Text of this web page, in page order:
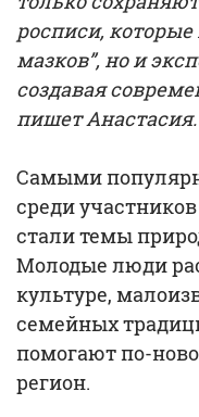
росписи,
мазков”, но и
создавая
пишет Анастасия.
Самыми
среди
стали темы
Молодые люди
культуре,
семейных
помогают по-
регион.